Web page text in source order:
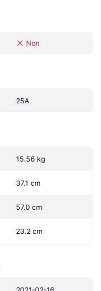
Non
25A
15.56 kg
37.1 cm
57.0 cm
23.2 cm